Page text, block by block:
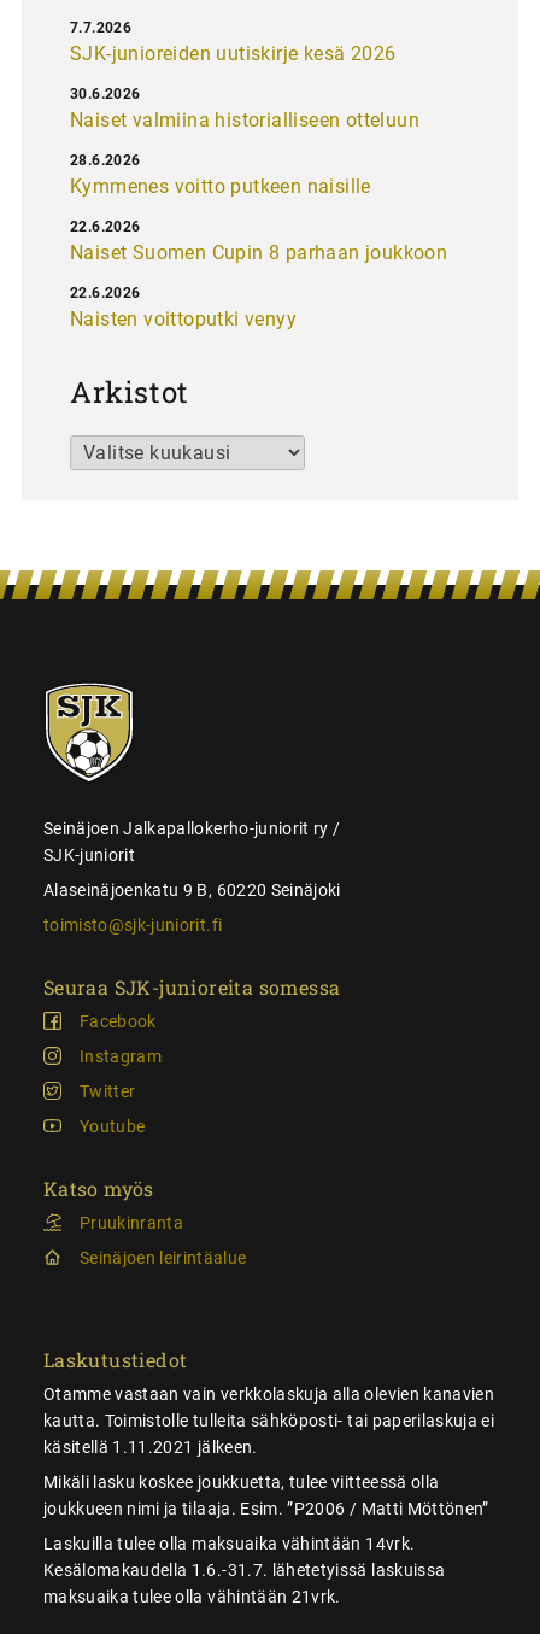
SJK-junioreiden uutiskirje kesä 2026
7.7.2026
Naiset valmiina historialliseen otteluun
30.6.2026
Kymmenes voitto putkeen naisille
28.6.2026
Naiset Suomen Cupin 8 parhaan joukkoon
22.6.2026
Naisten voittoputki venyy
22.6.2026
Arkistot
Arkistot
SJK-
juniorit
Seinäjoen Jalkapallokerho-juniorit ry /
SJK-juniorit
Alaseinäjoenkatu 9 B, 60220 Seinäjoki
toimisto@sjk-juniorit.fi
Seuraa SJK-junioreita somessa
Facebook
Instagram
Twitter
Youtube
Katso myös
Pruukinranta
Seinäjoen leirintäalue
Laskutustiedot
Otamme vastaan vain verkkolaskuja alla olevien kanavien
kautta. Toimistolle tulleita sähköposti- tai paperilaskuja ei
käsitellä 1.11.2021 jälkeen.
Mikäli lasku koskee joukkuetta, tulee viitteessä olla
joukkueen nimi ja tilaaja. Esim. ”P2006 / Matti Möttönen”
Laskuilla tulee olla maksuaika vähintään 14vrk.
Kesälomakaudella 1.6.-31.7. lähetetyissä laskuissa
maksuaika tulee olla vähintään 21vrk.